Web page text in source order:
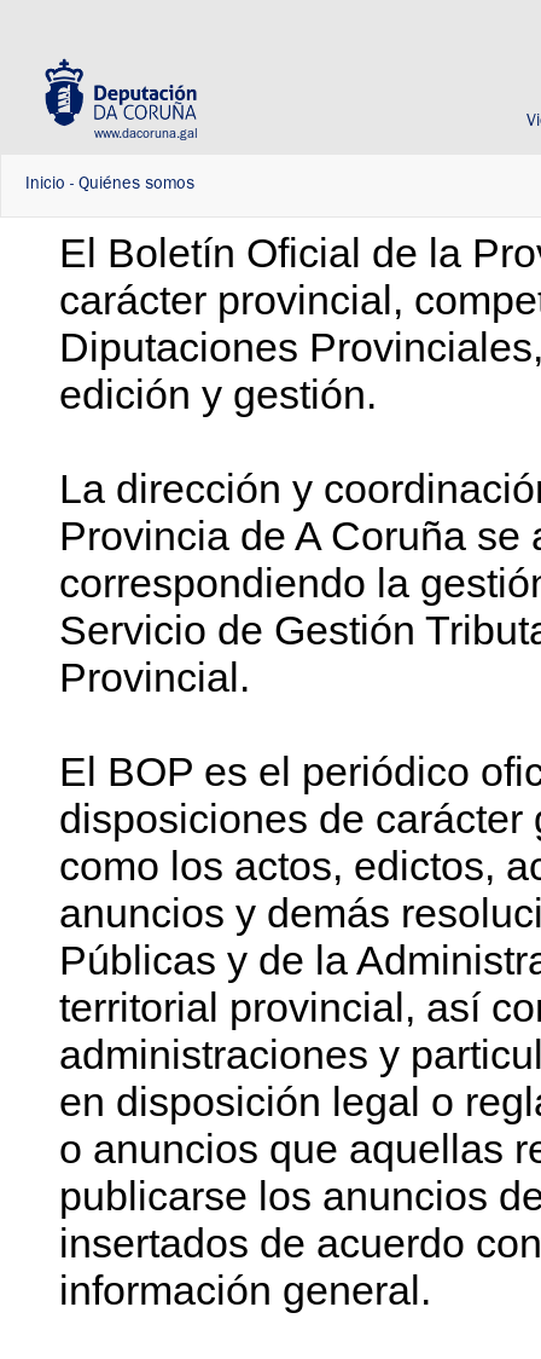
www.dacoruna.gal
Inicio - Quiénes somos
El Boletín Oficial de la
carácter provincial,
Diputaciones
edición y gestión.
La dirección y
Provincia de A Coruña
correspondiendo la
Servicio de Gestión
Provincial.
El BOP es el periódico
disposiciones de
como los actos, edictos,
anuncios y demás
Públicas y de la
territorial provincial, así
administraciones y
en disposición legal o
o anuncios que aquellas
publicarse los anuncios
insertados de acuerdo
información general.